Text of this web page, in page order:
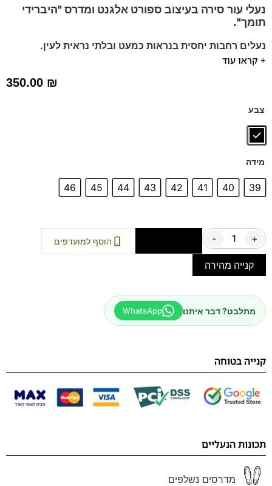
נעלי עור סירה בעיצוב ספורט אלגנט ומדרס "היברידי
תומך".
נעלים רחבות יחסית בנראות כמעט ובלתי נראית לעין.
מומלץ להליכה ועמידה ממושכת.
של פרנקו בן
+ קראו עוד
350.00 ₪
צבע
מידה
39
40
41
42
43
44
45
46
- + הוסף למועדפים
קנייה מהירה
מתלבט? דבר איתנו WhatsApp
קנייה בטוחה
תכונות הנעליים
מדרסים נשלפים